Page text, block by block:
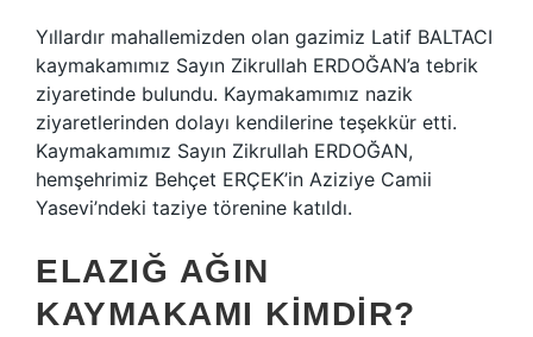
Yıllardır mahallemizden olan gazimiz Latif BALTACI
kaymakamımız Sayın Zikrullah ERDOĞAN’a tebrik
ziyaretinde bulundu. Kaymakamımız nazik
ziyaretlerinden dolayı kendilerine teşekkür etti.
Kaymakamımız Sayın Zikrullah ERDOĞAN,
hemşehrimiz Behçet ERÇEK’in Aziziye Camii
Yasevi’ndeki taziye törenine katıldı.
ELAZIĞ AĞIN
KAYMAKAMI KIMDIR?